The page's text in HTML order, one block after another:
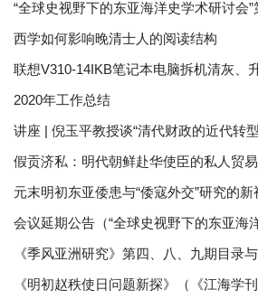
“全球史视野下的东亚海洋史学术研讨会”
西学如何影响晚清士人的阅读结构
联想V310-14IKB笔记本电脑拆机清灰、
2020年工作总结
讲座 | 倪玉平教授谈“清代财政的近代转
假贡济私：明代朝鲜赴华使臣的私人贸易
元末明初东亚倭患与“倭寇外交”研究的新
会议延期公告（“全球史视野下的东亚海
《季风亚洲研究》第四、八、九期目录
《明初赵秩使日问题新探》（《江海学